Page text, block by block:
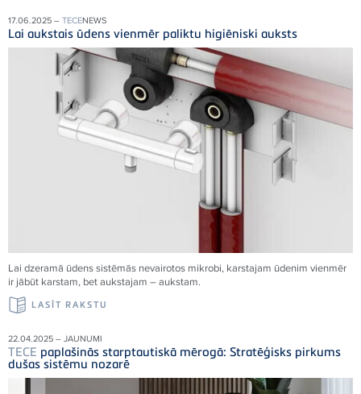
17.06.2025 – TECENEWS
Lai aukstais ūdens vienmēr paliktu higiēniski auksts
Lai dzeramā ūdens sistēmās nevairotos mikrobi, karstajam ūdenim vienmēr
ir jābūt karstam, bet aukstajam – aukstam.
LASĪT RAKSTU
22.04.2025 – JAUNUMI
TECE paplašinās starptautiskā mērogā: Stratēģisks pirkums
dušas sistēmu nozarē